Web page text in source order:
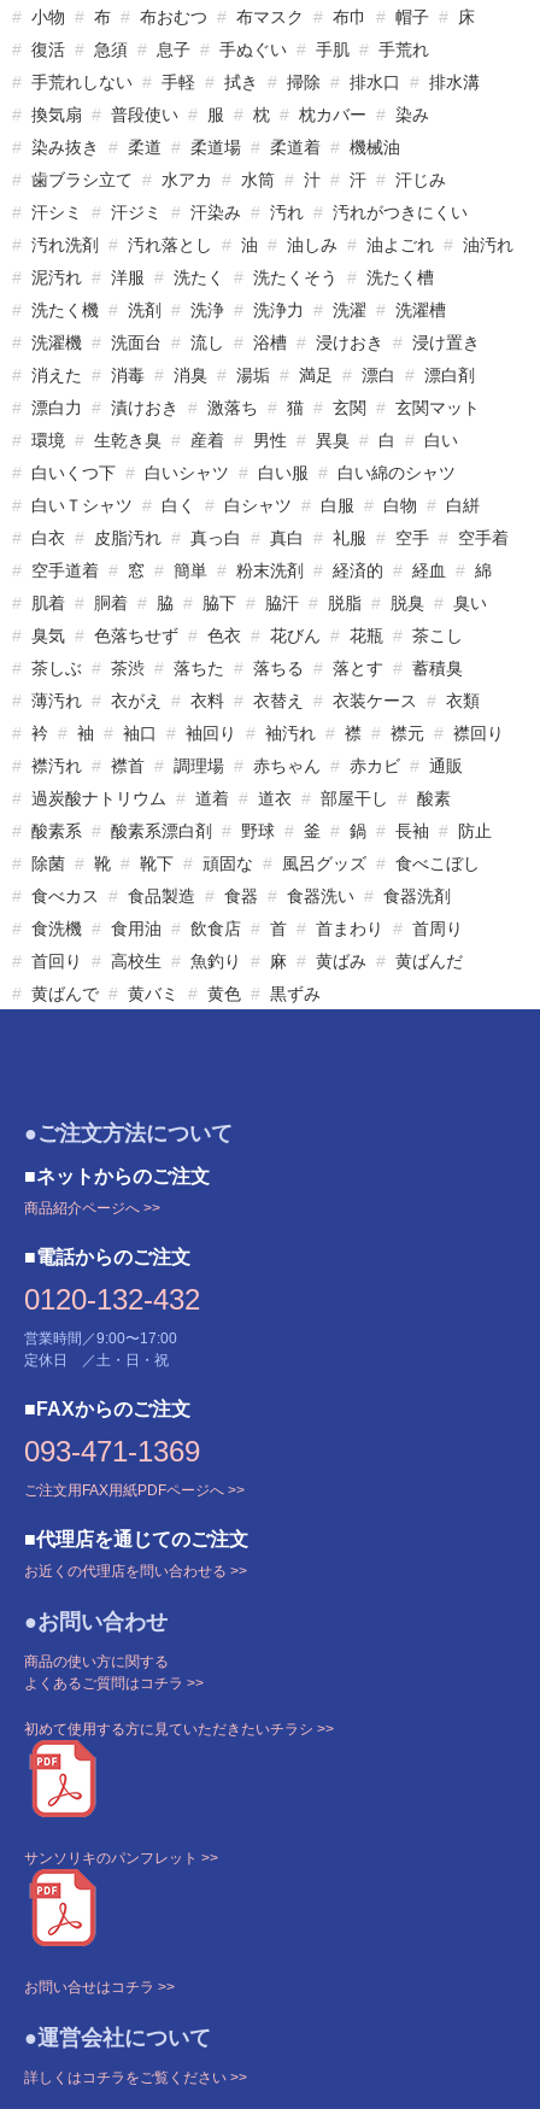
小物 布 布おむつ 布マスク 布巾 帽子
床
復活
急須 息子 手ぬぐい 手肌
手荒れ
手荒れしない
手軽 拭き 掃除 排水口
排水溝
換気扇
普段使い 服 枕 枕カバー
染み
染み抜き
柔道 柔道場 柔道着
機械油
歯ブラシ立て
水アカ 水筒 汁 汗
汗じみ
汗シミ
汗ジミ 汗染み 汚れ
汚れがつきにくい
汚れ洗剤
汚れ落とし 油 油しみ 油よごれ
油汚れ
泥汚れ
洋服 洗たく 洗たくそう
洗たく槽
洗たく機
洗剤 洗浄 洗浄力 洗濯
洗濯槽
洗濯機
洗面台 流し 浴槽 浸けおき
浸け置き
消えた
消毒 消臭 湯垢 満足 漂白
漂白剤
漂白力
漬けおき 激落ち 猫 玄関
玄関マット
環境
生乾き臭 産着 男性 異臭 白
白い
白いくつ下
白いシャツ 白い服
白い綿のシャツ
白いＴシャツ
白く 白シャツ 白服 白物
白絣
白衣
皮脂汚れ 真っ白 真白 礼服 空手
空手着
空手道着
窓 簡単 粉末洗剤 経済的 経血
綿
肌着
胴着 脇 脇下 脇汗 脱脂 脱臭
臭い
臭気
色落ちせず 色衣 花びん 花瓶
茶こし
茶しぶ
茶渋 落ちた 落ちる 落とす
蓄積臭
薄汚れ
衣がえ 衣料 衣替え 衣装ケース
衣類
衿
袖 袖口 袖回り 袖汚れ 襟 襟元
襟回り
襟汚れ
襟首 調理場 赤ちゃん 赤カビ
通販
過炭酸ナトリウム
道着 道衣 部屋干し
酸素
酸素系
酸素系漂白剤 野球 釜 鍋 長袖
防止
除菌
靴 靴下 頑固な 風呂グッズ
食べこぼし
食べカス
食品製造 食器 食器洗い
食器洗剤
食洗機
食用油 飲食店 首 首まわり
首周り
首回り
高校生 魚釣り 麻 黄ばみ
黄ばんだ
黄ばんで
黄バミ 黄色 黒ずみ
●ご注文方法について
■ネットからのご注文
商品紹介ページへ >>
■電話からのご注文
0120-132-432
営業時間／9:00〜17:00
定休日 ／土・日・祝
■FAXからのご注文
093-471-1369
ご注文用FAX用紙PDFページへ >>
■代理店を通じてのご注文
お近くの代理店を問い合わせる >>
●お問い合わせ
商品の使い方に関する
よくあるご質問はコチラ >>
初めて使用する方に見ていただきたいチラシ >>
サンソリキのパンフレット >>
お問い合せはコチラ >>
●運営会社について
詳しくはコチラをご覧ください >>